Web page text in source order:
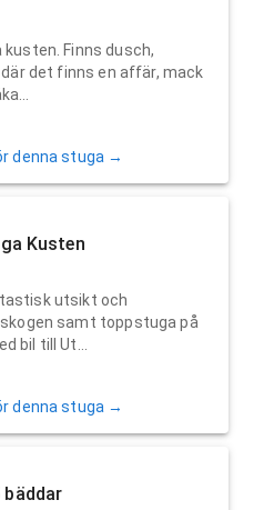
Finns dusch,
det finns en affär, mack
denna stuga →
Kusten
utsikt och
samt toppstuga på
bil till Ut...
denna stuga →
bäddar